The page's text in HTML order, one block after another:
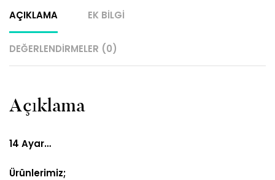
AÇIKLAMA EK BILGI
DEĞERLENDIRMELER (0)
Açıklama
14 Ayar…
Ürünlerimiz;